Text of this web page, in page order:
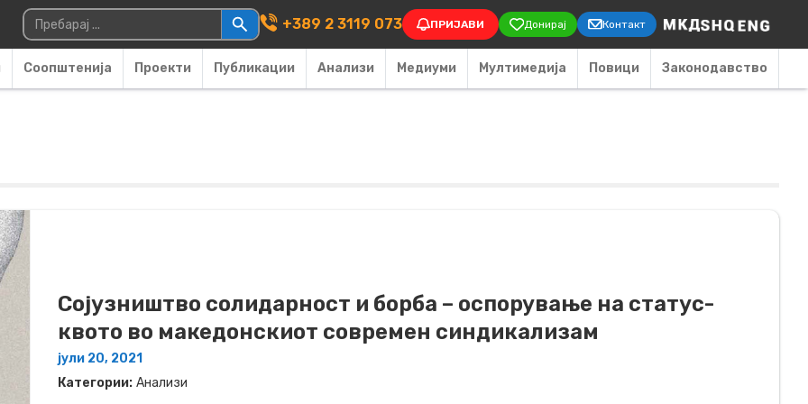
Main Navigation
Пребарувај за: +389 2 3119 073 ПРИЈАВИ Донирај Контакт
Соопштенија Проекти Публикации Анализи Медиуми Мултимедија Повици Законодавство
Сојузништво солидарност и борба – оспорување на статус-
квото во македонскиот современ синдикализам
јули 20, 2021
Категории: Анализи